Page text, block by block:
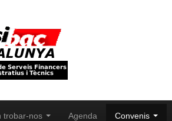
trobar-nos Agenda Convenis